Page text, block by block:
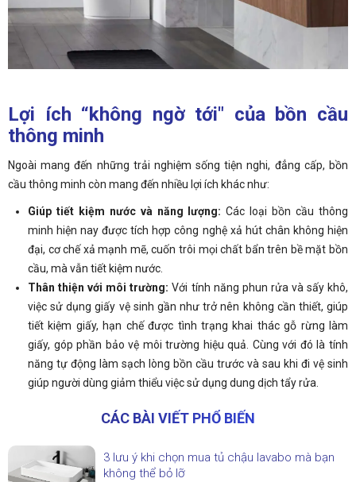
Lợi ích “không ngờ tới" của bồn cầu
thông minh
Ngoài mang đến những trải nghiệm sống tiện nghi, đẳng cấp, bồn
cầu thông minh còn mang đến nhiều lợi ích khác như:
Giúp tiết kiệm nước và năng lượng:Các loại bồn cầu thông
minh hiện nay được tích hợp công nghệ xả hút chân không hiện
đại, cơ chế xả mạnh mẽ, cuốn trôi mọi chất bẩn trên bề mặt bồn
cầu, mà vẫn tiết kiệm nước.
Thân thiện với môi trường: Với tính năng phun rửa và sấy khô,
việc sử dụng giấy vệ sinh gần như trở nên không cần thiết, giúp
tiết kiệm giấy, hạn chế được tình trạng khai thác gỗ rừng làm
giấy, góp phần bảo vệ môi trường hiệu quả. Cùng với đó là tính
năng tự động làm sạch lòng bồn cầu trước và sau khi đi vệ sinh
giúp người dùng giảm thiểu việc sử dụng dung dịch tẩy rửa.
CÁC BÀI VIẾT PHỔ BIẾN
3 lưu ý khi chọn mua tủ chậu lavabo mà bạn
không thể bỏ lỡ